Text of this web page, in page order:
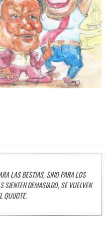
LAS BESTIAS, SINO PARA LOS
DEMASIADO, SE VUELVEN
QUIJOTE.